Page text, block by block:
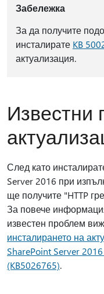
Забележка
За да получите
инсталирате KB
актуализация.
Известни
След като
Server 2016 при
ще получите "HTTP
За повече
известен проблем
инсталирането на
SharePoint Server
(KB5026765).